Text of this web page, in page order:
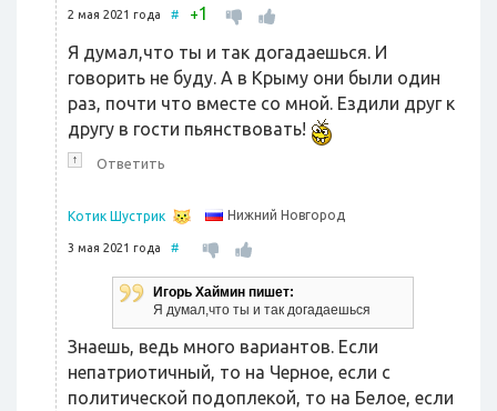
2 мая 2021 года # +1
Я думал,что ты и так догадаешься. И
говорить не буду. А в Крыму они были один
раз, почти что вместе со мной. Ездили друг к
другу в гости пьянствовать!
↑ Ответить
Котик Шустрик Нижний Новгород
3 мая 2021 года #
Игорь Хаймин пишет:
Я думал,что ты и так догадаешься
Знаешь, ведь много вариантов. Если
непатриотичный, то на Черное, если с
политической подоплекой, то на Белое, если